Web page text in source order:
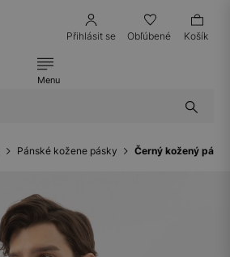
Přihlásit se Obľúbené Košík
Menu
Pánské kožene pásky Černý kožený